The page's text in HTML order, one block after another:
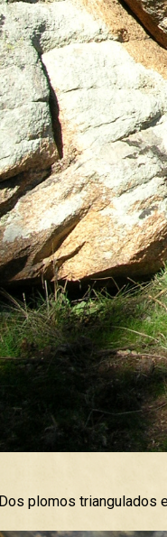
Dos plomos triangulados